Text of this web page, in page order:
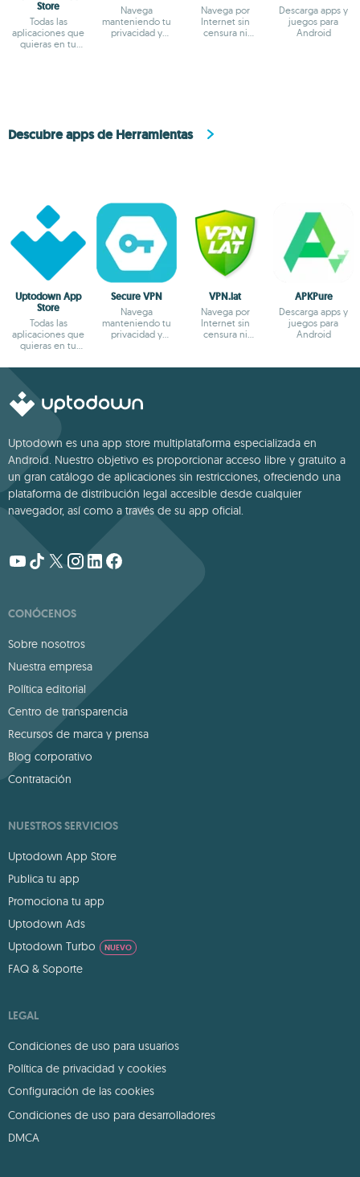
Store
Todas las
aplicaciones que
quieras en tu
Navega
manteniendo tu
privacidad y
Navega por
Internet sin
censura ni
Descarga apps y
juegos para
Android
Descubre apps de Herramientas
Uptodown App
Store
Todas las
aplicaciones que
quieras en tu
Secure VPN
Navega
manteniendo tu
privacidad y
VPN.lat
Navega por
Internet sin
censura ni
APKPure
Descarga apps y
juegos para
Android
Uptodown es una app store multiplataforma especializada en
Android. Nuestro objetivo es proporcionar acceso libre y gratuito a
un gran catálogo de aplicaciones sin restricciones, ofreciendo una
plataforma de distribución legal accesible desde cualquier
navegador, así como a través de su app oficial.
CONÓCENOS
Sobre nosotros
Nuestra empresa
Política editorial
Centro de transparencia
Recursos de marca y prensa
Blog corporativo
Contratación
NUESTROS SERVICIOS
Uptodown App Store
Publica tu app
Promociona tu app
Uptodown Ads
Uptodown Turbo
NUEVO
FAQ & Soporte
LEGAL
Condiciones de uso para usuarios
Política de privacidad y cookies
Configuración de las cookies
Condiciones de uso para desarrolladores
DMCA